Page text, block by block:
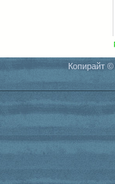
Копирайт